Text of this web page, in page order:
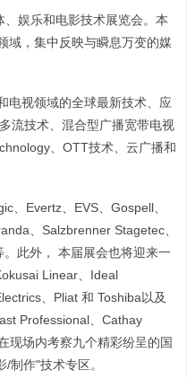
娱乐和电影技术展览会。本
域，集中反映与瞬息万变的媒
电视领域的全球最新技术、应
流技术、混合型广播宽带电视
、OTT技术、云广播和
、Evertz、EVS、Gospell、
、Salzbrenner Stagetec、
此外， 本届展会也将迎来一
Linear、Ideal
、Pliat 和 Toshiba以及
Professional、Cathay
现场内考察九个精彩纷呈的国
制作"技术专区。